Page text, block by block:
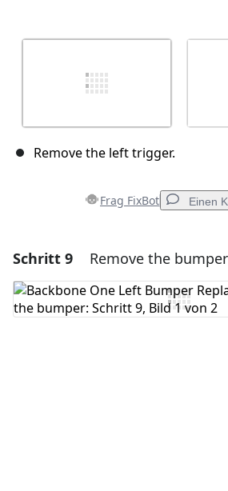
Remove the left trigger.
Frag FixBot Einen
Einen Kommentar
Kommentar hinzufügen
Schritt 9 Remove the bumper